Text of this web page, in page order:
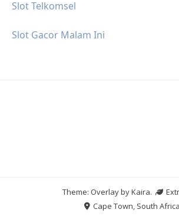
Slot Telkomsel
Slot Gacor Malam Ini
Theme: Overlay byKaira.
Cape Town, South Africa